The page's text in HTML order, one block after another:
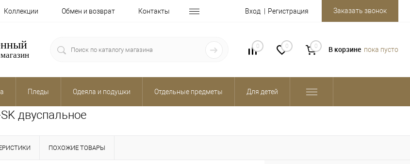
Коллекции Обмен и возврат Контакты Вход Регистрация Заказать звонок
0 0 0 В корзине пока пусто
Пледы Одеяла и подушки Отдельные предметы Для детей
двуспальное
ПОХОЖИЕ ТОВАРЫ